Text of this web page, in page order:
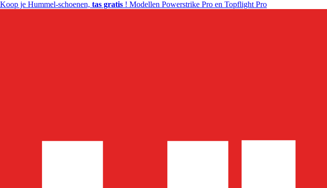
Koop je Hummel-schoenen, tas gratis ! Modellen Powerstrike Pro en Topflight Pro